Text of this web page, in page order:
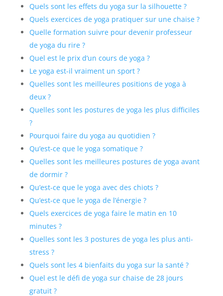
Quels sont les effets du yoga sur la silhouette ?
Quels exercices de yoga pratiquer sur une chaise ?
Quelle formation suivre pour devenir professeur
de yoga du rire ?
Quel est le prix d’un cours de yoga ?
Le yoga est-il vraiment un sport ?
Quelles sont les meilleures positions de yoga à
deux ?
Quelles sont les postures de yoga les plus difficiles
?
Pourquoi faire du yoga au quotidien ?
Qu’est-ce que le yoga somatique ?
Quelles sont les meilleures postures de yoga avant
de dormir ?
Qu’est-ce que le yoga avec des chiots ?
Qu’est-ce que le yoga de l’énergie ?
Quels exercices de yoga faire le matin en 10
minutes ?
Quelles sont les 3 postures de yoga les plus anti-
stress ?
Quels sont les 4 bienfaits du yoga sur la santé ?
Quel est le défi de yoga sur chaise de 28 jours
gratuit ?